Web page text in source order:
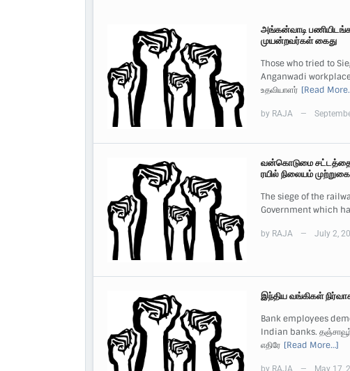
அங்கன்வாடி
முயன்றவர்கள் கைது
Those who tried to
Anganwadi
உதவியாளர் [Read
by RAJA —
வன்கொடுமை சட்டத்தை
ரயில் நிலையம்
The siege of the
Government which
by RAJA — July 2,
இந்திய வங்கிகள்
Bank employees
Indian banks.
எதிரே [Read More…]
by RAJA May 17,